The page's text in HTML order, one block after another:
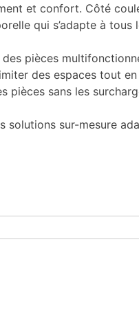
et confort. Côté
qui s’adapte à tous
pièces
des espaces tout
pièces sans les
sur-mesure